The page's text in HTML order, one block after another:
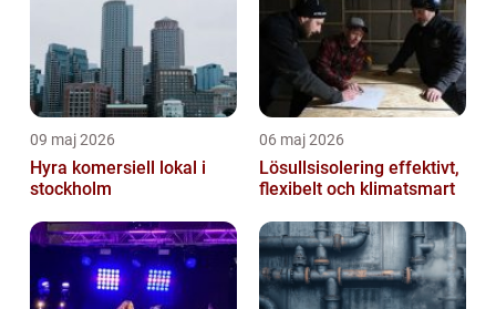
09 maj 2026
Hyra komersiell lokal i
stockholm
06 maj 2026
Lösullsisolering effektivt,
flexibelt och klimatsmart